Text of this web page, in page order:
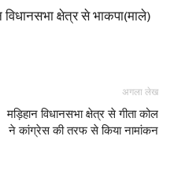
क्षेत्र से भाकपा(माले)
अगला लेख
मड़िहान विधानसभा क्षेत्र से गीता कोल
ने कांग्रेस की तरफ से किया नामांकन